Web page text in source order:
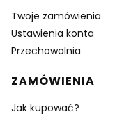
Twoje zamówienia
Ustawienia konta
Przechowalnia
ZAMÓWIENIA
Jak kupować?